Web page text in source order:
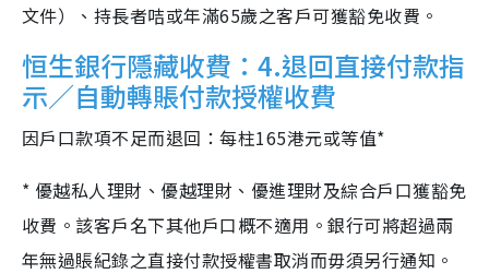
文件）、持長者咭或年滿65歲之客戶可獲豁免收費。
恒生銀行隱藏收費：4.退回直接付款指
示／自動轉賬付款授權收費
因戶口款項不足而退回：每柱165港元或等值*
* 優越私人理財、優越理財、優進理財及綜合戶口獲豁免
收費。該客戶名下其他戶口概不適用。銀行可將超過兩
年無過賬紀錄之直接付款授權書取消而毋須另行通知。